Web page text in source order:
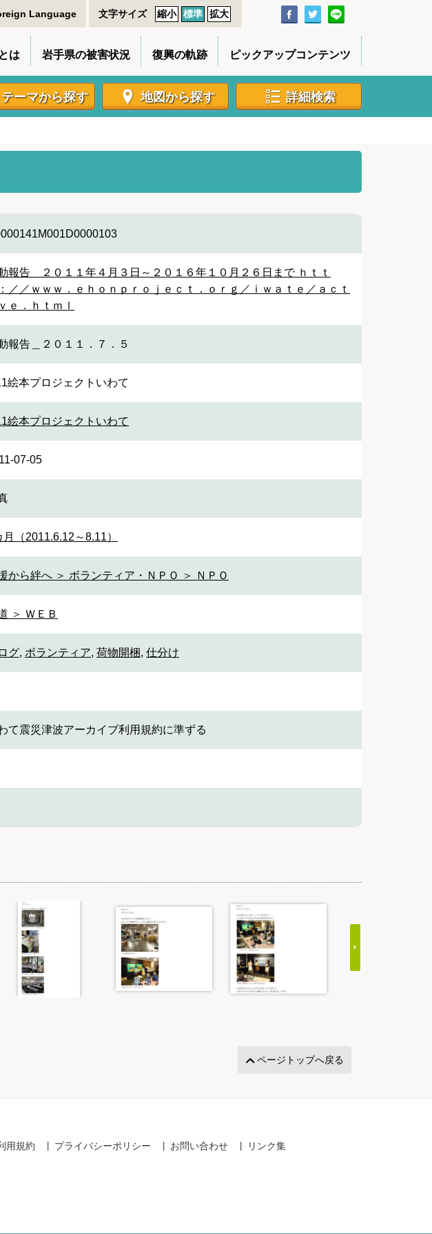
Language 文字サイズ 縮小 標準 拡大
は 岩手県の被害状況 復興の軌跡 ピックアップコンテンツ
テーマから探す 地図から探す 詳細検索
報告 ２０１１年４月３日～２０１６年１０月２６日まで ｈｔｔ
／／ｗｗｗ．ｅｈｏｎｐｒｏｊｅｃｔ．ｏｒｇ／ｉｗａｔｅ／ａｃｔ
ｅ．ｈｔｍｌ
報告＿２０１１．７．５
絵本プロジェクトいわて
絵本プロジェクトいわて
07-05
月（2011.6.12～8.11）
から絆へ ＞ ボランティア・ＮＰＯ ＞ ＮＰＯ
＞ ＷＥＢ
グ, ボランティア, 荷物開梱, 仕分け
て震災津波アーカイブ利用規約に準ずる
ページトップへ戻る
用規約 プライバシーポリシー お問い合わせ リンク集